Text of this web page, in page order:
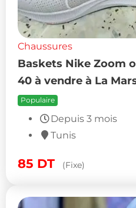
Chaussures
Baskets Nike Zoom
40 à vendre à La
Populaire
Depuis 3 mois
Tunis
85 DT (Fixe)